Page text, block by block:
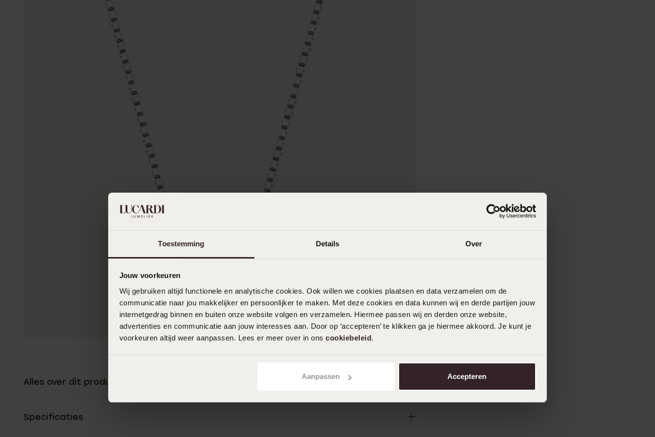
Toestemming Details Over
Jouw voorkeuren
Wij gebruiken altijd functionele en analytische cookies. Ook willen we cookies plaatsen en data verzamelen om de
communicatie naar jou makkelijker en persoonlijker te maken. Met deze cookies en data kunnen wij en derde partijen jouw
internetgedrag binnen en buiten onze website volgen en verzamelen. Hiermee passen wij en derden onze website,
advertenties en communicatie aan jouw interesses aan. Door op ‘accepteren’ te klikken ga je hiermee akkoord. Je kunt je
voorkeuren altijd weer aanpassen. Lees er meer over in ons cookiebeleid.
Aanpassen Accepteren
Alles over dit product
Specificaties